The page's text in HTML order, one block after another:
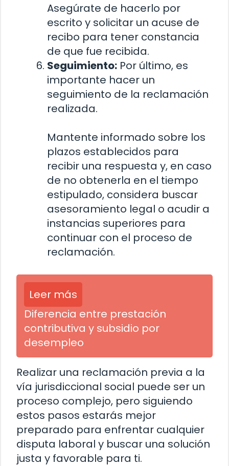
Asegúrate de hacerlo por
escrito y solicitar un acuse de
recibo para tener constancia
de que fue recibida.
Seguimiento: Por último, es
importante hacer un
seguimiento de la reclamación
realizada.
Mantente informado sobre los
plazos establecidos para
recibir una respuesta y, en caso
de no obtenerla en el tiempo
estipulado, considera buscar
asesoramiento legal o acudir a
instancias superiores para
continuar con el proceso de
reclamación.
Leer más
Diferencia entre prestación
contributiva y subsidio por
desempleo
Realizar una reclamación previa a la
vía jurisdiccional social puede ser un
proceso complejo, pero siguiendo
estos pasos estarás mejor
preparado para enfrentar cualquier
disputa laboral y buscar una solución
justa y favorable para ti.